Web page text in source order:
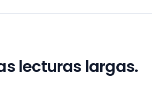
lecturas largas.